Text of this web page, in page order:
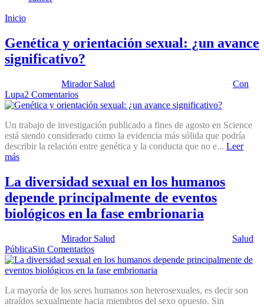
Inicio
Genética y orientación sexual: ¿un avance
significativo?
Mirador Salud
Con
Lupa2 Comentarios
Un trabajo de investigación publicado a fines de agosto en Science
está siendo considerado como la evidencia más sólida que podría
describir la relación entre genética y la conducta que no e... Leer
más
La diversidad sexual en los humanos
depende principalmente de eventos
biológicos en la fase embrionaria
Mirador Salud
Salud
PúblicaSin Comentarios
La mayoría de los seres humanos son heterosexuales, es decir son
atraídos sexualmente hacia miembros del sexo opuesto. Sin